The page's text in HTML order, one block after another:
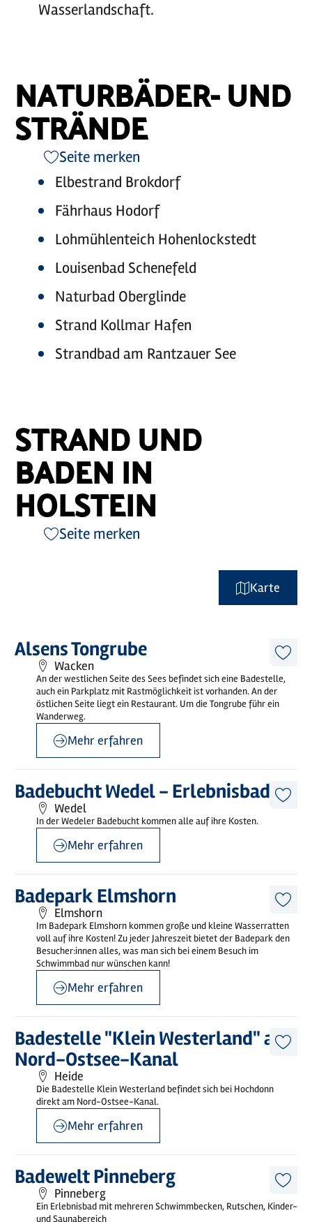
Wasserlandschaft.
NATURBÄDER- UND
STRÄNDE
Seite merken
Elbestrand Brokdorf
Fährhaus Hodorf
Lohmühlenteich Hohenlockstedt
Louisenbad Schenefeld
Naturbad Oberglinde
Strand Kollmar Hafen
Strandbad am Rantzauer See
STRAND UND
BADEN IN
HOLSTEIN
Seite merken
Karte
Alsens Tongrube
Wacken
An der westlichen Seite des Sees befindet sich eine Badestelle,
auch ein Parkplatz mit Rastmöglichkeit ist vorhanden. An der
östlichen Seite liegt ein Restaurant. Um die Tongrube führ ein
Wanderweg.
Mehr
erfahren
Mehr erfahren
Badebucht Wedel - Erlebnisbad
Wedel
In der Wedeler Badebucht kommen alle auf ihre Kosten.
Mehr
erfahren
Mehr erfahren
Badepark Elmshorn
Elmshorn
Im Badepark Elmshorn kommen große und kleine Wasserratten
voll auf ihre Kosten! Zu jeder Jahreszeit bietet der Badepark den
Besucher:innen alles, was man sich bei einem Besuch im
Schwimmbad nur wünschen kann!
Mehr
erfahren
Mehr erfahren
Badestelle "Klein Westerland" am
Nord-Ostsee-Kanal
Heide
Die Badestelle Klein Westerland befindet sich bei Hochdonn
direkt am Nord-Ostsee-Kanal.
Mehr
erfahren
Mehr erfahren
Badewelt Pinneberg
Pinneberg
Ein Erlebnisbad mit mehreren Schwimmbecken, Rutschen, Kinder-
und Saunabereich
Mehr
erfahren